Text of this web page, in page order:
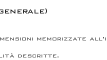
memorizzate
descritte.